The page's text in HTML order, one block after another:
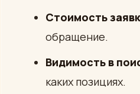
Стоимость
обращение.
Видимость в
каких позициях.